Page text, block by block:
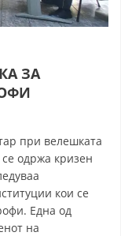
ТЕЛА
ЗА
при велешката
одржа кризен
кои се
Една од
на